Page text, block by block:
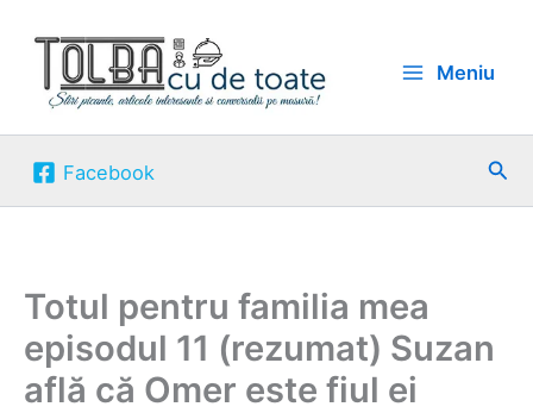
content
Meniu
Facebook
Totul pentru familia mea
episodul 11 (rezumat) Suzan
află că Omer este fiul ei